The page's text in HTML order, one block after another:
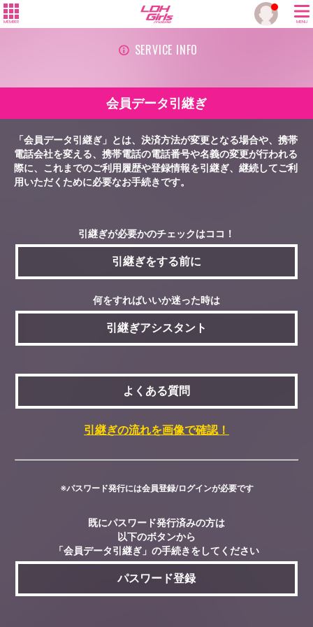
MEMBER MENU
SERVICE INFO
会員データ引継ぎ
「会員データ引継ぎ」とは、決済方法が変更となる場合や、携帯
電話会社を変える、携帯電話の電話番号や名義の変更が行われる
際に、これまでのご利用履歴や登録情報を引継ぎ、継続してご利
用いただくために必要なお手続きです。
引継ぎが必要かのチェックはココ！
引継ぎをする前に
何をすればいいか迷った時は
引継ぎアシスタント
よくある質問
引継ぎの流れを画像で確認！
※パスワード発行には会員登録/ログインが必要です
既にパスワード発行済みの方は
以下のボタンから
「会員データ引継ぎ」の手続きをしてください
パスワード登録